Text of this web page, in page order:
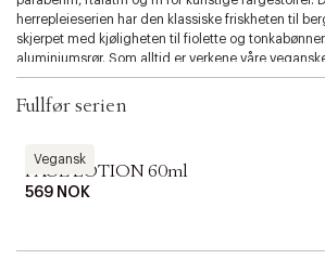
r
i
a
t
i
o
e
herrepleieserien har den klassiske friskheten til
skjerpet med kjøligheten til fiolette og
aluminiumsrør. Som alltid er verkene våre
dyr.
Fullfør serien
Vegansk
Le Labo
FACE LOTION 60ml
569 NOK